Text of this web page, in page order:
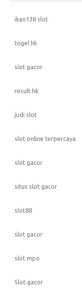
ikan138 slot
togel hk
slot gacor
result hk
judi slot
slot online terpercaya
slot gacor
situs slot gacor
slot88
slot gacor
slot mpo
Slot gacor